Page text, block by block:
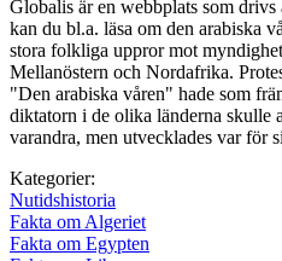
Globalis är en webbplats som
kan du bl.a. läsa om den arabiska
stora folkliga uppror mot
Mellanöstern och Nordafrika.
"Den arabiska våren" hade som
diktatorn i de olika länderna skulle
varandra, men utvecklades var för
Kategorier:
Nutidshistoria
Fakta om Algeriet
Fakta om Egypten